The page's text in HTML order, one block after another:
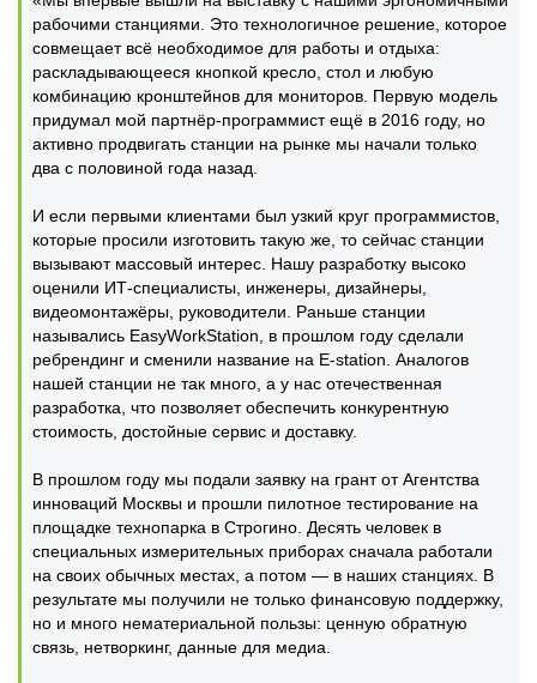
рабочими станциями. Это технологичное решение, которое
совмещает всё необходимое для работы и отдыха:
раскладывающееся кнопкой кресло, стол и любую
комбинацию кронштейнов для мониторов. Первую модель
придумал мой партнёр-программист ещё в 2016 году, но
активно продвигать станции на рынке мы начали только
два с половиной года назад.
И если первыми клиентами был узкий круг программистов,
которые просили изготовить такую же, то сейчас станции
вызывают массовый интерес. Нашу разработку высоко
оценили ИТ-специалисты, инженеры, дизайнеры,
видеомонтажёры, руководители. Раньше станции
назывались EasyWorkStation, в прошлом году сделали
ребрендинг и сменили название на E-station. Аналогов
нашей станции не так много, а у нас отечественная
разработка, что позволяет обеспечить конкурентную
стоимость, достойные сервис и доставку.
В прошлом году мы подали заявку на грант от Агентства
инноваций Москвы и прошли пилотное тестирование на
площадке технопарка в Строгино. Десять человек в
специальных измерительных приборах сначала работали
на своих обычных местах, а потом — в наших станциях. В
результате мы получили не только финансовую поддержку,
но и много нематериальной пользы: ценную обратную
связь, нетворкинг, данные для медиа.